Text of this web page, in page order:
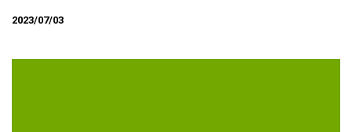
2023/07/03